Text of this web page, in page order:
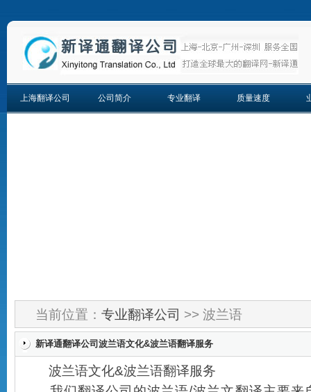
上海翻译公司 公司简介 专业翻译 质量速度
当前位置： 专业翻译公司 >> 波兰语
新译通翻译公司波兰语文化&波兰语翻译服务
波兰语文化&波兰语翻译服务